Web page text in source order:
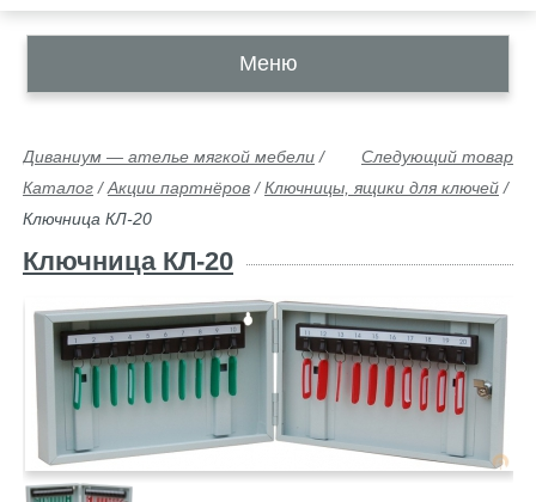
Меню
Следующий товар
Диваниум — ателье мягкой мебели /
Каталог /Акции партнёров /Ключницы, ящики для ключей /
Ключница КЛ-20
Ключница КЛ-20